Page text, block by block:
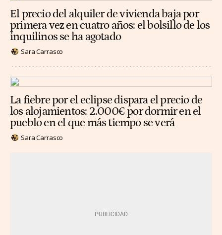
El precio del alquiler de vivienda baja por
primera vez en cuatro años: el bolsillo de los
inquilinos se ha agotado
Sara Carrasco
La fiebre por el eclipse dispara el precio de
los alojamientos: 2.000€ por dormir en el
pueblo en el que más tiempo se verá
Sara Carrasco